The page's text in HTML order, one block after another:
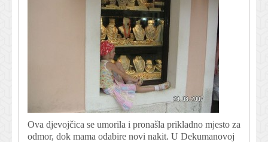
Ova djevojčica se umorila i pronašla prikladno mjesto za
odmor, dok mama odabire novi nakit. U Dekumanovoj